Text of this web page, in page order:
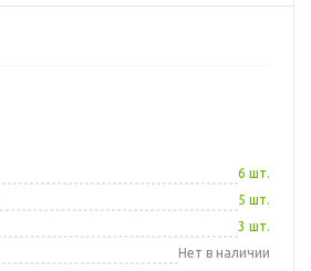
6 шт.
5 шт.
3 шт.
Нет в наличии